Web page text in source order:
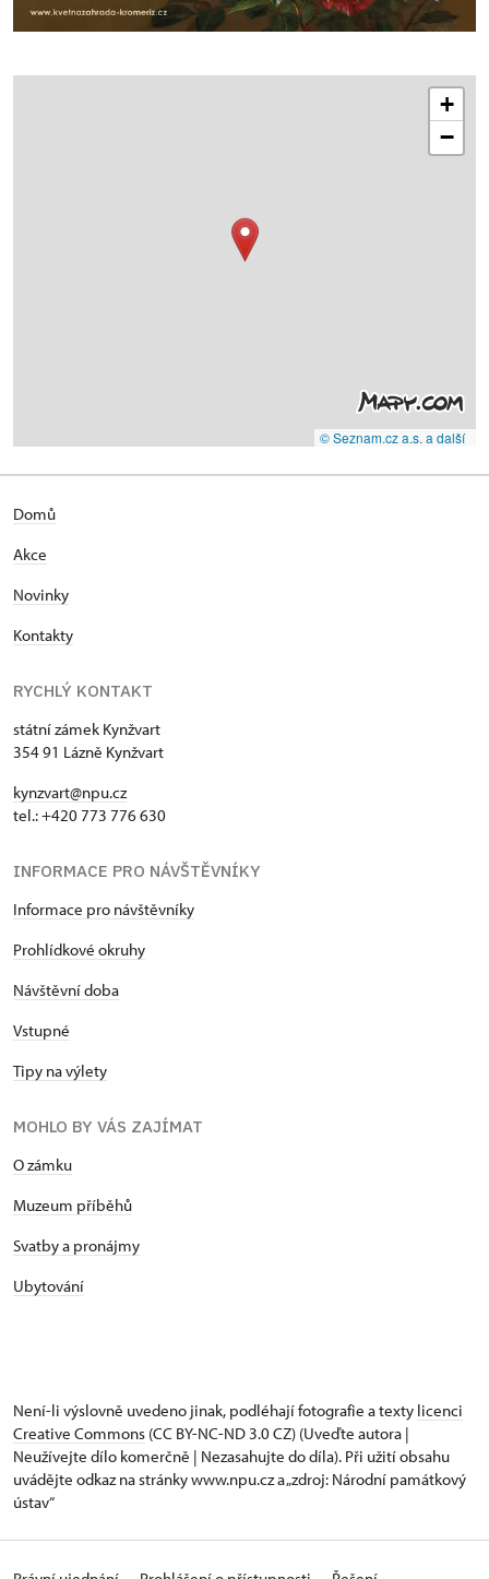
+
−
© Seznam.cz a.s. a další
Domů
Akce
Novinky
Kontakty
RYCHLÝ KONTAKT
státní zámek Kynžvart
354 91 Lázně Kynžvart
kynzvart@npu.cz
tel.: +420 773 776 630
INFORMACE PRO NÁVŠTĚVNÍKY
Informace pro návštěvníky
Prohlídkové okruhy
Návštěvní doba
Vstupné
Tipy na výlety
MOHLO BY VÁS ZAJÍMAT
O zámku
Muzeum příběhů
Svatby a pronájmy
Ubytování
Není-li výslovně uvedeno jinak, podléhají fotografie a texty licenci
Creative Commons (CC BY-NC-ND 3.0 CZ) (Uveďte autora |
Neužívejte dílo komerčně | Nezasahujte do díla). Při užití obsahu
uvádějte odkaz na stránky www.npu.cz a „zdroj: Národní památkový
ústav“